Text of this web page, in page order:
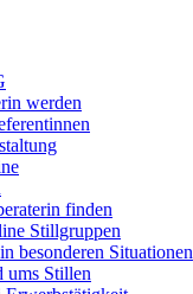
werden
finden
Stillgruppen
besonderen Situationen
ums Stillen